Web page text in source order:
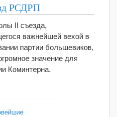
РСДРП
II съезда,
важнейшей вехой в
партии большевиков,
значение для
Коминтерна.